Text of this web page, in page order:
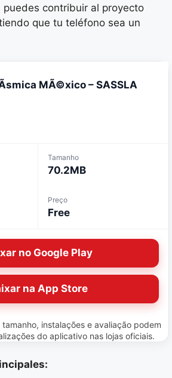
puedes contribuir al proyecto
que tu teléfono sea un
MÃ©xico – SASSLA
Tamanho
70.2MB
Preço
Free
no Google Play
na App Store
instalações e avaliação podem
do aplicativo nas lojas oficiais.